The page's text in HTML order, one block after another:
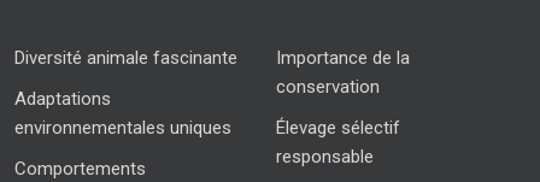
Diversité animale fascinante
Adaptations
environnementales uniques
Comportements
Importance de la
conservation
Élevage sélectif
responsable